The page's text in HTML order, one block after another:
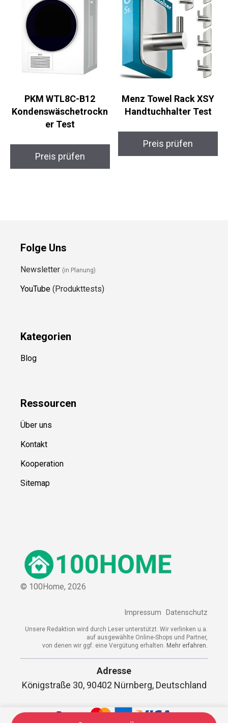
PKM WTL8C-B12
Kondenswäschetrockn
er Test
Preis prüfen
Menz Towel Rack XSY
Handtuchhalter Test
Preis prüfen
Folge Uns
Newsletter (in Planung)
YouTube (Produkttests)
Kategorien
Blog
Ressourcen
Über uns
Kontakt
Kooperation
Sitemap
© 100Home, 2026
Impressum Datenschutz
Unsere Redaktion wird durch Leser unterstützt. Wir verlinken u.a.
auf ausgewählte Online-Shops und Partner,
von denen wir ggf. eine Vergütung erhalten. Mehr erfahren.
Adresse
Königstraße 30, 90402 Nürnberg, Deutschland